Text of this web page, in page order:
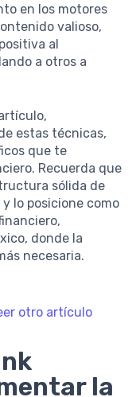
en los motores
valioso,
al
a otros a
estas técnicas,
que te
Recuerda que
sólida de
lo posicione como
donde la
necesaria.
otro artículo
la